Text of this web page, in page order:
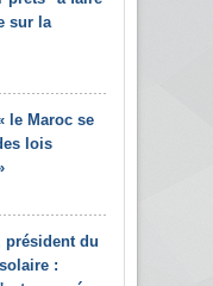
sur la
le Maroc se
lois
président du
: